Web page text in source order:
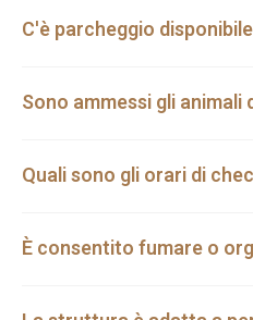
C'è parcheggio
Sono ammessi gli animali
Quali sono gli orari di
È consentito fumare o